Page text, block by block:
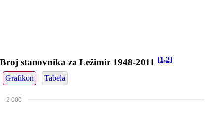
Broj stanovnika za Ležimir 1948-2011 [1,2]
Grafikon Tabela
2 000